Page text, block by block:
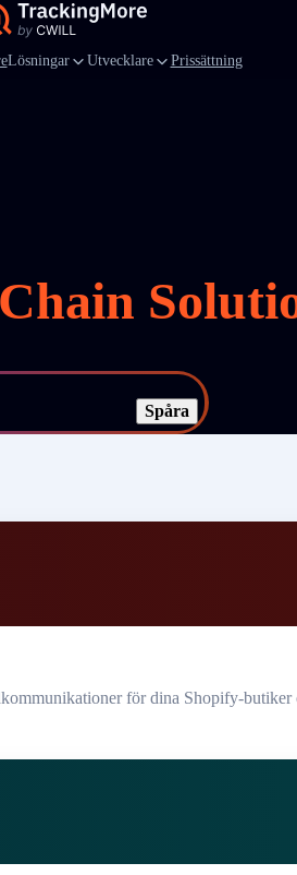
Lösningar Utvecklare Prissättning
Spåra
för dina Shopify-